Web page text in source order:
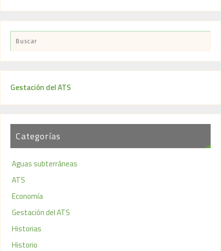
Gestación del ATS
Categorías
Aguas subterráneas
ATS
Economía
Gestación del ATS
Historias
Historio